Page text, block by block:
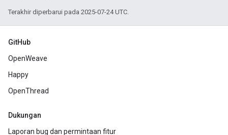
Terakhir diperbarui pada 2025-07-24 UTC.
GitHub
OpenWeave
Happy
OpenThread
Dukungan
Laporan bug dan permintaan fitur